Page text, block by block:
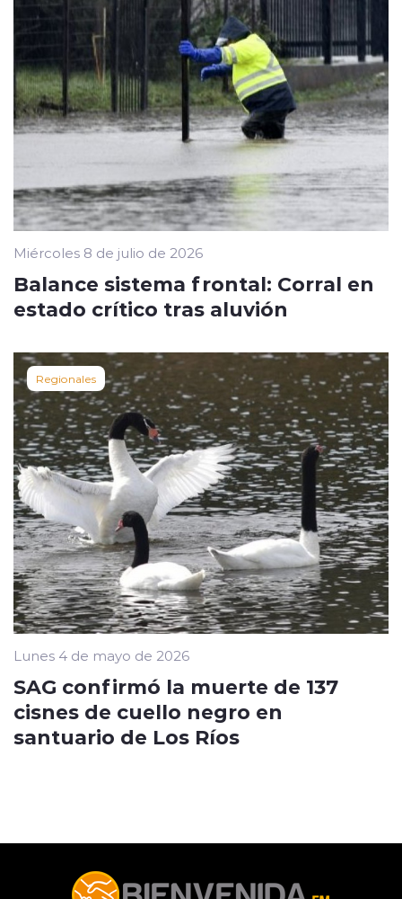
Miércoles 8 de julio de 2026
Balance sistema frontal: Corral en
estado crítico tras aluvión
Regionales
Lunes 4 de mayo de 2026
SAG confirmó la muerte de 137
cisnes de cuello negro en
santuario de Los Ríos